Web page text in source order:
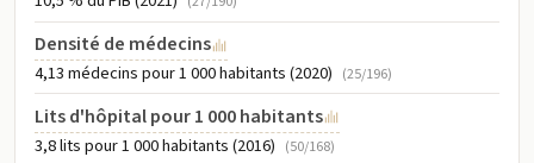
Densité de médecins
4,13 médecins pour 1 000 habitants (2020) (25/196)
Lits d'hôpital pour 1 000 habitants
3,8 lits pour 1 000 habitants (2016) (50/168)